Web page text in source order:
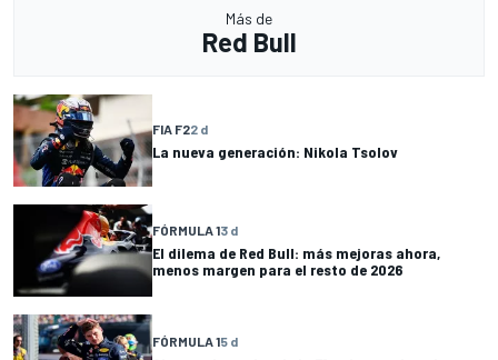
Más de
Red Bull
FIA F22 d
La nueva generación: Nikola Tsolov
FÓRMULA 13 d
El dilema de Red Bull: más mejoras ahora,
menos margen para el resto de 2026
FÓRMULA 15 d